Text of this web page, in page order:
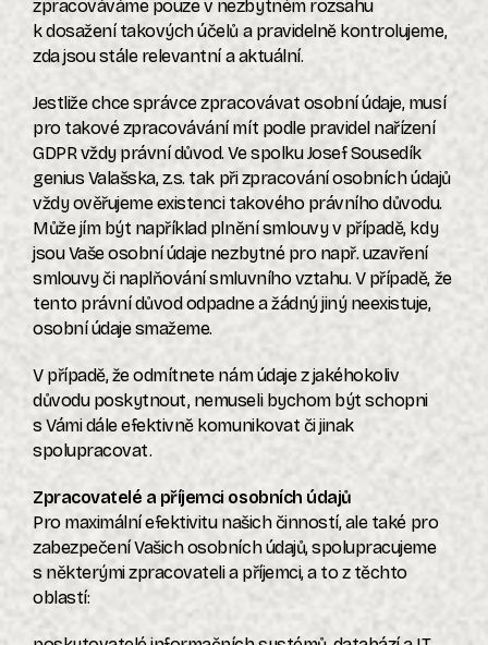
zpracováváme pouze v nezbytném rozsahu
k dosažení takových účelů a pravidelně kontrolujeme,
zda jsou stále relevantní a aktuální.
Jestliže chce správce zpracovávat osobní údaje, musí
pro takové zpracovávání mít podle pravidel nařízení
GDPR vždy právní důvod. Ve spolku Josef Sousedík
genius Valašska, z.s. tak při zpracování osobních údajů
vždy ověřujeme existenci takového právního důvodu.
Může jím být například plnění smlouvy v případě, kdy
jsou Vaše osobní údaje nezbytné pro např. uzavření
smlouvy či naplňování smluvního vztahu. V případě, že
tento právní důvod odpadne a žádný jiný neexistuje,
osobní údaje smažeme.
V případě, že odmítnete nám údaje z jakéhokoliv
důvodu poskytnout, nemuseli bychom být schopni
s Vámi dále efektivně komunikovat či jinak
spolupracovat.
Zpracovatelé a příjemci osobních údajů
Pro maximální efektivitu našich činností, ale také pro
zabezpečení Vašich osobních údajů, spolupracujeme
s některými zpracovateli a příjemci, a to z těchto
oblastí: